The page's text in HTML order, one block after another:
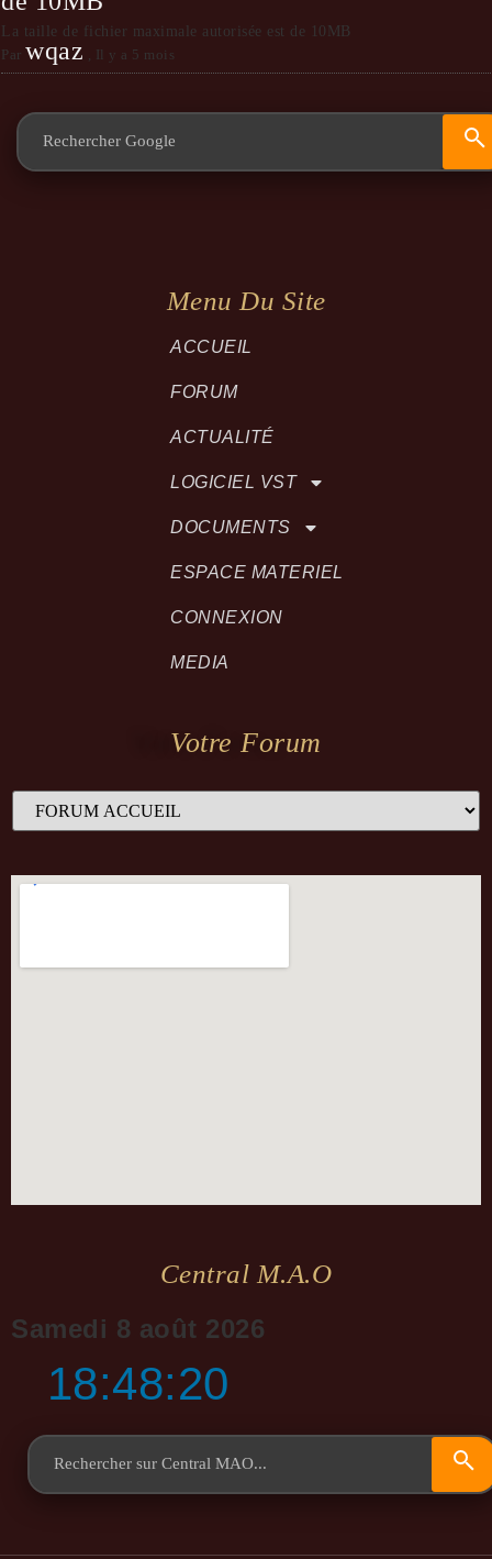
La taille de fichier maximale autorisée est de 10MB
Par wqaz Il y a 5 mois
Menu Du Site
ACCUEIL
FORUM
ACTUALITÉ
LOGICIEL VST
DOCUMENTS
ESPACE MATERIEL
CONNEXION
MEDIA
Votre Forum
Central M.a.o
Samedi 8 août 2026
18:48:20